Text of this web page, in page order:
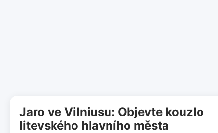
Jaro ve Vilniusu: Objevte kouzlo
litevského hlavního města